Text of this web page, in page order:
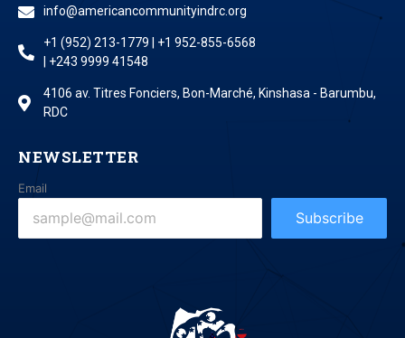
info@americancommunityindrc.org
+1 (952) 213-1779 | +1 952-855-6568
| +243 9999 41548
4106 av. Titres Fonciers, Bon-Marché, Kinshasa - Barumbu,
RDC
NEWSLETTER
Email
Subscribe